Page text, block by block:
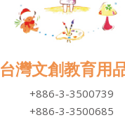
台灣文創教育用
+886-3-3500739
+886-3-3500685